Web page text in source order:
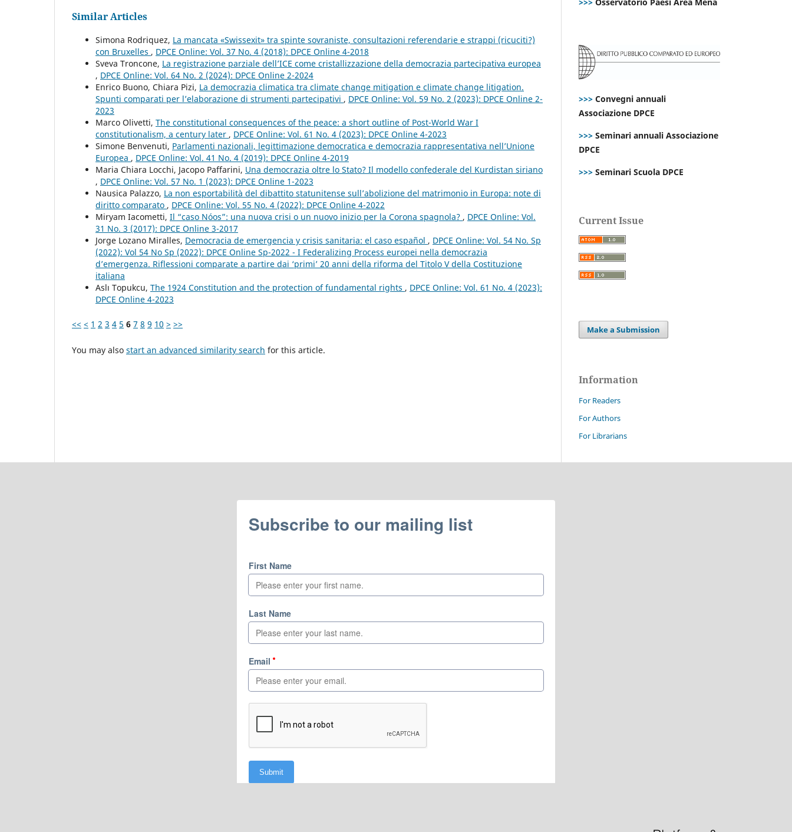
Similar Articles
Simona Rodriquez, La mancata «Swissexit» tra spinte sovraniste, consultazioni referendarie e strappi (ricuciti?)
con Bruxelles , DPCE Online: Vol. 37 No. 4 (2018): DPCE Online 4-2018
Sveva Troncone, La registrazione parziale dell’ICE come cristallizzazione della democrazia partecipativa europea
, DPCE Online: Vol. 64 No. 2 (2024): DPCE Online 2-2024
Enrico Buono, Chiara Pizi, La democrazia climatica tra climate change mitigation e climate change litigation.
Spunti comparati per l’elaborazione di strumenti partecipativi , DPCE Online: Vol. 59 No. 2 (2023): DPCE Online 2-
2023
Marco Olivetti, The constitutional consequences of the peace: a short outline of Post-World War I
constitutionalism, a century later , DPCE Online: Vol. 61 No. 4 (2023): DPCE Online 4-2023
Simone Benvenuti, Parlamenti nazionali, legittimazione democratica e democrazia rappresentativa nell’Unione
Europea , DPCE Online: Vol. 41 No. 4 (2019): DPCE Online 4-2019
Maria Chiara Locchi, Jacopo Paffarini, Una democrazia oltre lo Stato? Il modello confederale del Kurdistan siriano
, DPCE Online: Vol. 57 No. 1 (2023): DPCE Online 1-2023
Nausica Palazzo, La non esportabilità del dibattito statunitense sull’abolizione del matrimonio in Europa: note di
diritto comparato , DPCE Online: Vol. 55 No. 4 (2022): DPCE Online 4-2022
Miryam Iacometti, Il “caso Nóos”: una nuova crisi o un nuovo inizio per la Corona spagnola? , DPCE Online: Vol.
31 No. 3 (2017): DPCE Online 3-2017
Jorge Lozano Miralles, Democracia de emergencia y crisis sanitaria: el caso español , DPCE Online: Vol. 54 No. Sp
(2022): Vol 54 No Sp (2022): DPCE Online Sp-2022 - I Federalizing Process europei nella democrazia
d’emergenza. Riflessioni comparate a partire dai ‘primi’ 20 anni della riforma del Titolo V della Costituzione
italiana
Aslı Topukcu, The 1924 Constitution and the protection of fundamental rights , DPCE Online: Vol. 61 No. 4 (2023):
DPCE Online 4-2023
<< < 1 2 3 4 5 6 7 8 9 10 > >>
You may also start an advanced similarity search for this article.
>>> Convegni annuali
Associazione DPCE
>>> Seminari annuali Associazione
DPCE
>>> Seminari Scuola DPCE
Current Issue
Make a Submission
Information
For Readers
For Authors
For Librarians